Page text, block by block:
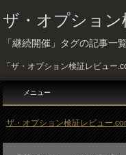
ザ・オプショ
「継続開催」タグの記事一
「ザ・オプション検証レビュー
メニュー
ザ・オプション検証レビュー